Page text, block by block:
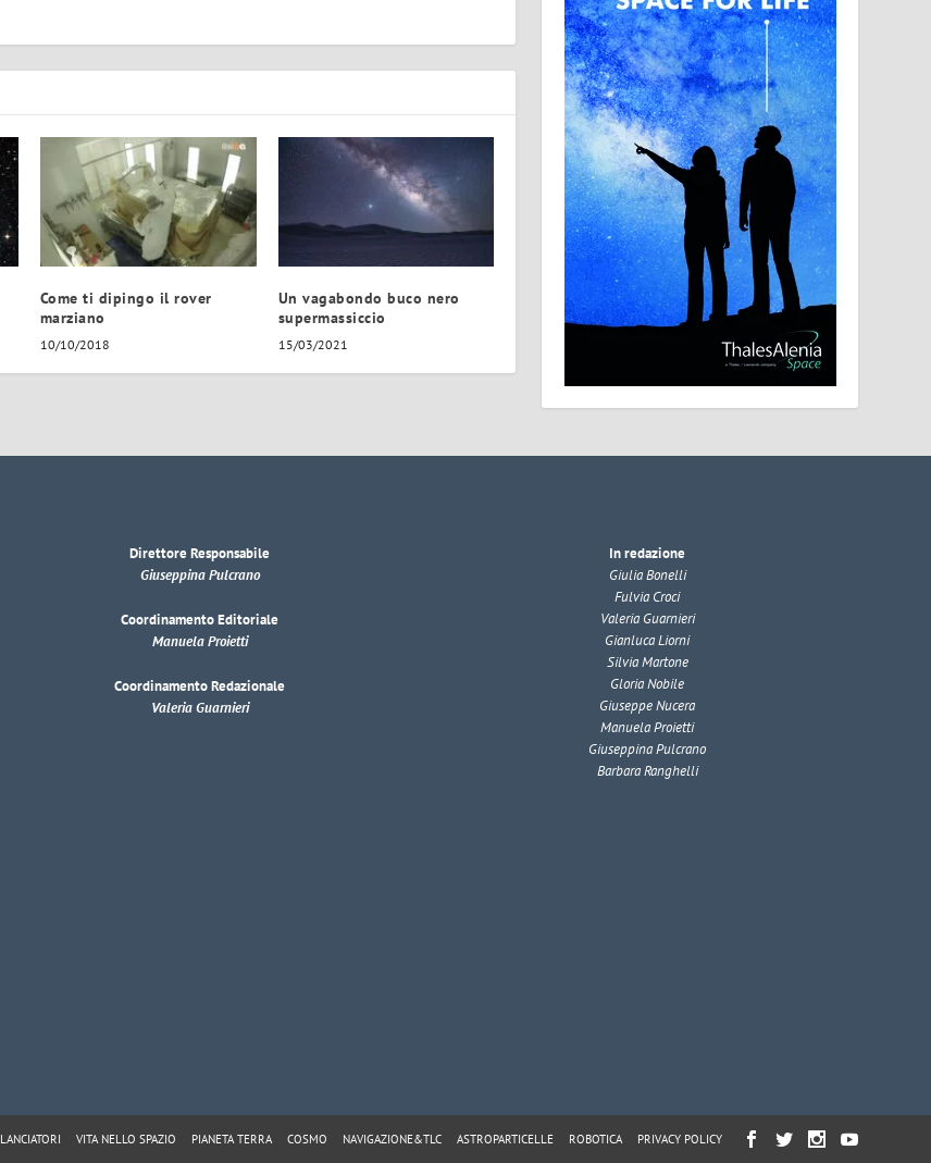
Come ti dipingo il rover
marziano
10/10/2018
Un vagabondo buco nero
supermassiccio
15/03/2021
Direttore Responsabile
Giuseppina Pulcrano
Coordinamento Editoriale
Manuela Proietti
Coordinamento Redazionale
Valeria Guarnieri
In redazione
Giulia Bonelli
Fulvia Croci
Valeria Guarnieri
Gianluca Liorni
Silvia Martone
Gloria Nobile
Giuseppe Nucera
Manuela Proietti
Giuseppina Pulcrano
Barbara Ranghelli
LANCIATORI VITA NELLO SPAZIO PIANETA TERRA COSMO NAVIGAZIONE&TLC ASTROPARTICELLE ROBOTICA PRIVACY POLICY